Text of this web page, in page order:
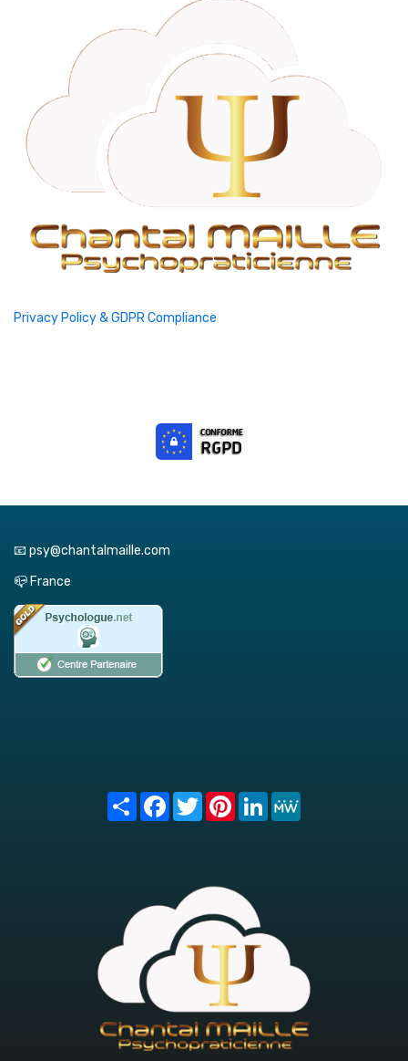
Privacy Policy & GDPR Compliance
📧 psy@chantalmaille.com
📪 France
Share FacebookTwitterPinterest
LinkedIn